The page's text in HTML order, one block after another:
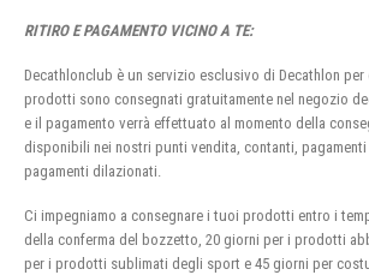
RITIRO E PAGAMENTO VICINO A TE:
Decathlonclub è un servizio esclusivo di Decathlon
prodotti sono consegnati gratuitamente nel negozio
e il pagamento verrà effettuato al momento della
disponibili nei nostri punti vendita, contanti,
pagamenti dilazionati.
Ci impegniamo a consegnare i tuoi prodotti entro i
della conferma del bozzetto, 20 giorni per i prodotti
per i prodotti sublimati degli sport e 45 giorni per